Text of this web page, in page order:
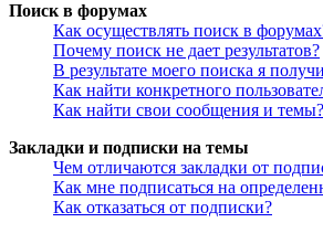
Поиск в форумах
Как осуществлять поиск в
Почему поиск не дает результатов?
В результате моего поиска я
Как найти конкретного
Как найти свои сообщения и темы?
Закладки и подписки на темы
Чем отличаются закладки от
Как мне подписаться на
Как отказаться от подписки?